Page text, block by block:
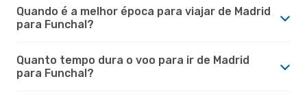
Quando é a melhor época para viajar de Madrid
para Funchal?
Quanto tempo dura o voo para ir de Madrid
para Funchal?